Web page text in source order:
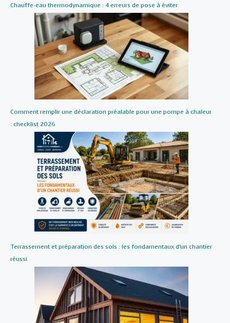
Chauffe-eau thermodynamique : 4 erreurs de pose à éviter
Comment remplir une déclaration préalable pour une pompe à chaleur
: checklist 2026
Terrassement et préparation des sols : les fondamentaux d’un chantier
réussi